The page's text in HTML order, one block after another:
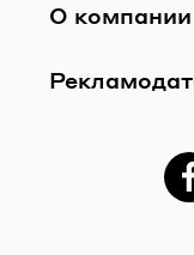
О компании